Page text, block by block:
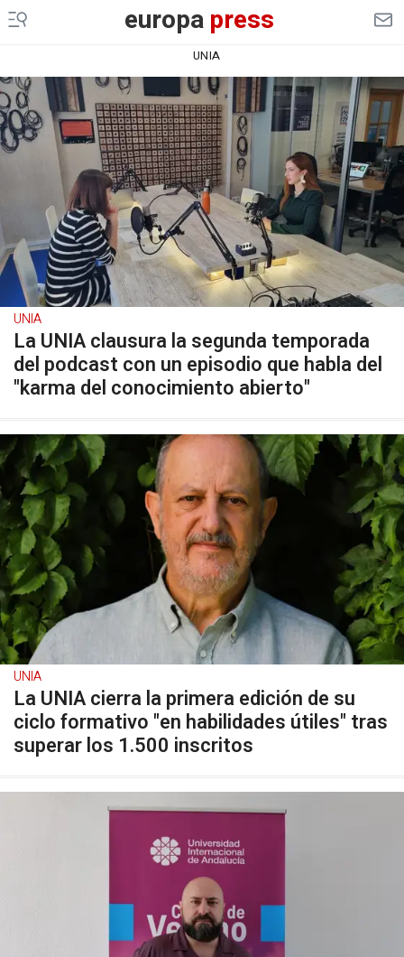
europapress
UNIA
UNIA
La UNIA clausura la segunda temporada
del podcast con un episodio que habla del
"karma del conocimiento abierto"
UNIA
La UNIA cierra la primera edición de su
ciclo formativo "en habilidades útiles" tras
superar los 1.500 inscritos